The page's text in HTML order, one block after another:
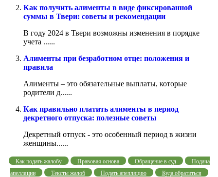
Как получить алименты в виде фиксированной
суммы в Твери: советы и рекомендации
В году 2024 в Твери возможны изменения в порядке
учета ......
Алименты при безработном отце: положения и
правила
Алименты – это обязательные выплаты, которые
родители д......
Как правильно платить алименты в период
декретного отпуска: полезные советы
Декретный отпуск - это особенный период в жизни
женщины......
Как подать жалобу Правовая основа Обращение в суд
Подача
апелляции
Тексты жалоб Подать апелляцию
Куда обратиться